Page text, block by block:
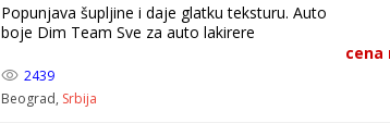
Popunjava šupljine i daje glatku teksturu. Auto
boje Dim Team Sve za auto lakirere
cena
2439
Beograd, Srbija